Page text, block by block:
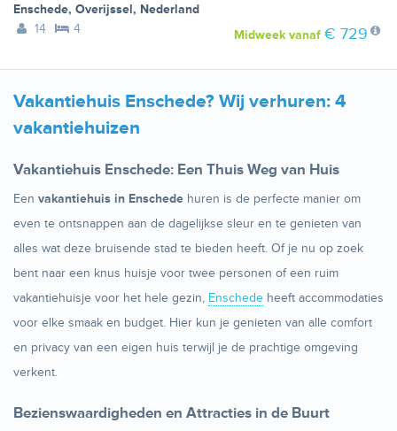
Enschede, Overijssel, Nederland
14
4 Midweekvanaf € 729
Vakantiehuis Enschede? Wij verhuren: 4
vakantiehuizen
Vakantiehuis Enschede: Een Thuis Weg van Huis
Een vakantiehuis in Enschede huren is de perfecte manier om
even te ontsnappen aan de dagelijkse sleur en te genieten van
alles wat deze bruisende stad te bieden heeft. Of je nu op zoek
bent naar een knus huisje voor twee personen of een ruim
vakantiehuisje voor het hele gezin, Enschede heeft accommodaties
voor elke smaak en budget. Hier kun je genieten van alle comfort
en privacy van een eigen huis terwijl je de prachtige omgeving
verkent.
Bezienswaardigheden en Attracties in de Buurt